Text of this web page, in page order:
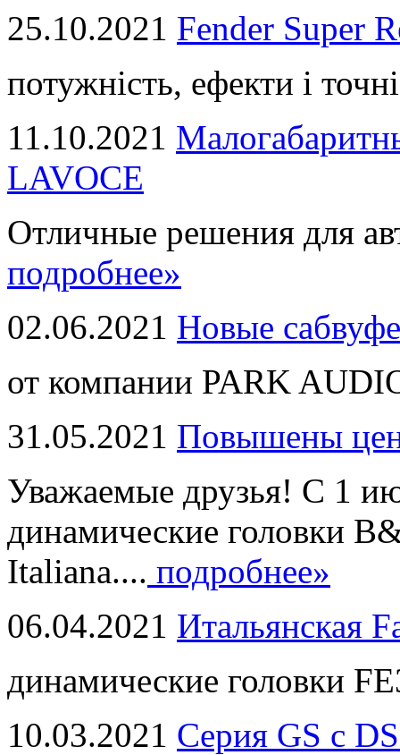
25.10.2021 Fender Super
потужність, ефекти і
11.10.2021
LAVOCE
Отличные решения для
подробнее»
02.06.2021 Новые
от компании PARK
31.05.2021 Повышены
Уважаемые друзья! С 1
динамические головки
Italiana.... подробнее»
06.04.2021 Итальянская
динамические головки
10.03.2021 Серия GS с